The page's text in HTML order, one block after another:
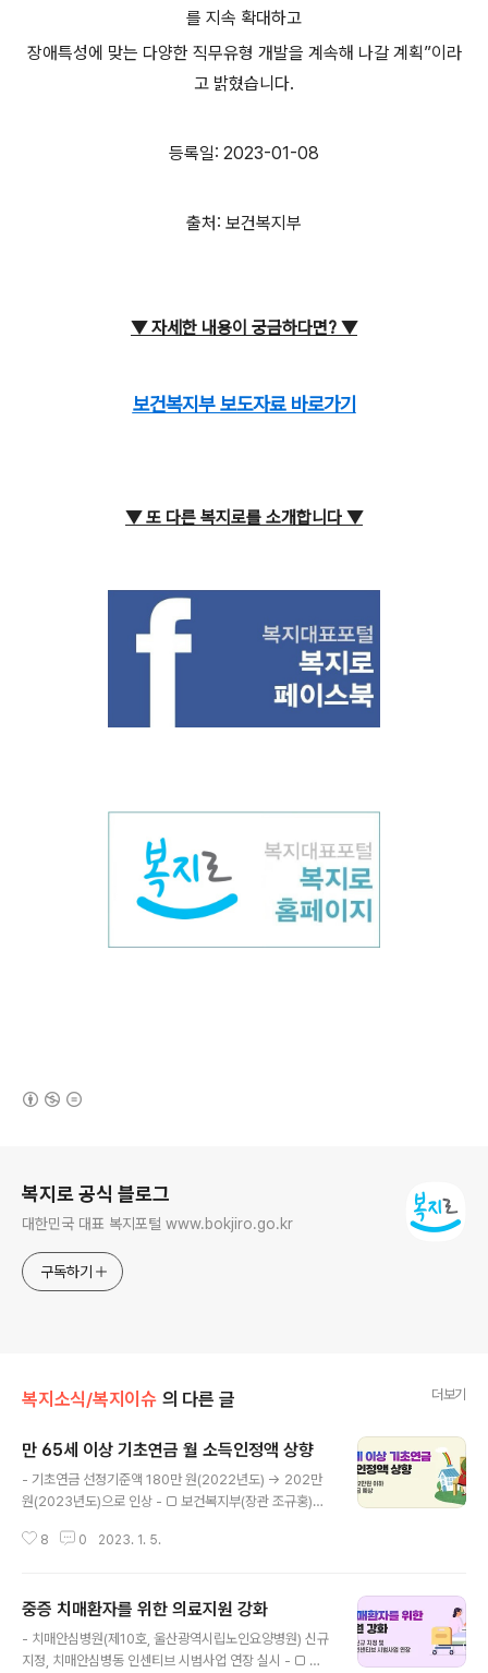
를 지속 확대하고
장애특성에 맞는 다양한 직무유형 개발을 계속해 나갈 계획”이라
고 밝혔습니다.
등록일: 2023-01-08
출처: 보건복지부
▼ 자세한 내용이 궁금하다면? ▼
보건복지부 보도자료 바로가기
▼ 또 다른 복지로를 소개합니다 ▼
복지로 공식 블로그
대한민국 대표 복지포털 www.bokjiro.go.kr
구독하기
복지소식/복지이슈 의 다른 글 더보기
만 65세 이상 기초연금 월 소득인정액 상향
- 기초연금 선정기준액 180만 원(2022년도) → 202만
원(2023년도)으로 인상 - □ 보건복지부(장관 조규홍)는
부부가구 323만 2,000원으로, 2022년 대비 22만 원
태, 물가상승률 등을 고려하여 보건복지부 장관이 정하여
고시하는 금액(법 제3조) 구분(가구) '22년 '23년 증가액
(비율) 선정기준액 단독 180만 원 202만 원 22만 원(12.
8 0 2023. 1. 5.
중증 치매환자를 위한 의료지원 강화
- 치매안심병원(제10호, 울산광역시립노인요양병원) 신규
지정, 치매안심병동 인센티브 시범사업 연장 실시 - □ 보